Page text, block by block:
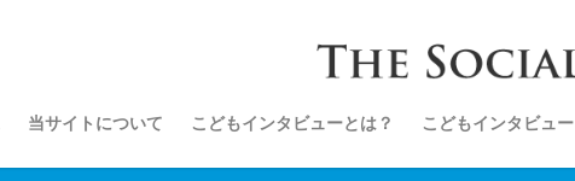
当サイトについて こどもインタビューとは？ こどもインタビュー